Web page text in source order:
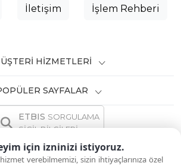
için izninizi istiyoruz.
verebilmemizi, sizin ihtiyaçlarınıza özel
İletişim İşlem Rehberi
HIZMETLERI
SAYFALAR
ETBIS SORGULAMA
SİCİL BİLGİLERİ